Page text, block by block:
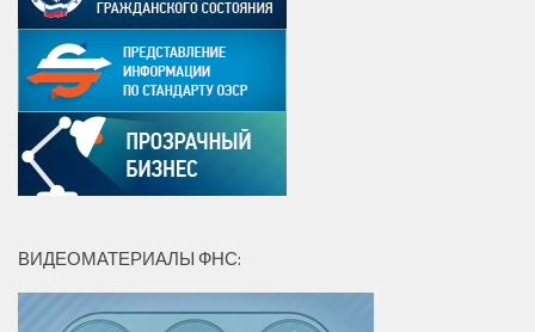
ВИДЕОМАТЕРИАЛЫ ФНС: